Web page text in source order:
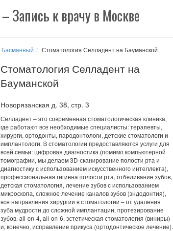
– Запись к врачу в Москве
Басманный Стоматология Селладент на Бауманской
Стоматология Селладент на
Бауманской
Новорязанская д. 38, стр. 3
Селладент – это современная стоматологическая клиника,
где работают все необходимые специалисты: терапевты,
хирурги, ортодонты, пародонтологи, детские стоматологи и
имплантологи. В стоматологии предоставляются услуги для
всей семьи: цифровая диагностика (помимо компьютерной
томографии, мы делаем 3D-сканирование полости рта и
диагностику с использованием искусственного интеллекта),
профессиональная гигиена полости рта, отбеливание зубов,
детская стоматология, лечение зубов с использованием
микроскопа, сложное лечение каналов зубов (эндодонтия),
все направления хирургии в стоматологии – от удаления
зуба мудрости до сложной имплантации, протезирование
зубов, all-on-4, all-on-6, эстетическая стоматология (виниры)
и, конечно, исправление прикуса (ортодонтическое лечение).